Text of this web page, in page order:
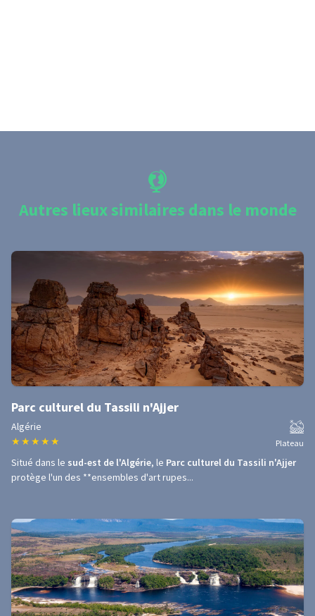
Autres lieux similaires dans le monde
Parc culturel du Tassili n'Ajjer
Algérie
★ ★ ★ ★ ★ Plateau
Situé dans le sud-est de l'Algérie, le Parc culturel du Tassili n'Ajjer
protège l'un des **ensembles d'art rupes...